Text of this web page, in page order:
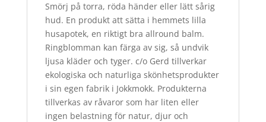
Smörj på torra, röda händer eller lätt sårig
hud. En produkt att sätta i hemmets lilla
husapotek, en riktigt bra allround balm.
Ringblomman kan färga av sig, så undvik
ljusa kläder och tyger. c/o Gerd tillverkar
ekologiska och naturliga skönhetsprodukter
i sin egen fabrik i Jokkmokk. Produkterna
tillverkas av råvaror som har liten eller
ingen belastning för natur, djur och